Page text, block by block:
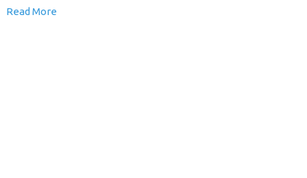
Read More